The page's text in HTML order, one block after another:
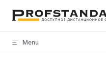
Skip to content
Menu